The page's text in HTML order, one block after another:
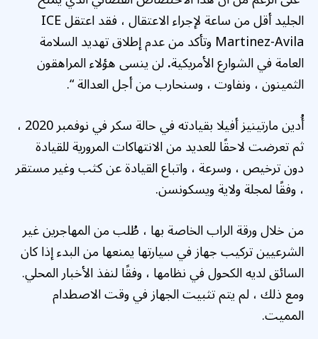
الجليد أقل من ساعة لإجراء الاعتقال ، فقد اعتقل ICE
Martinez-Avila وتأكد من عدم إطلاق تهديد السلامة
العامة في الشوارع الأمريكية.لن ينسى هؤلاء المراهقون
الثمينون ، ونفاوت ، وسنحارب من أجل العدالة “.
أُدين مارتينيز أفيلا بقيادته في حالة سكر في نوفمبر 2020 ،
ثم تعرضت لاحقًا للعديد من الانتهاكات المرورية للقيادة
دون ترخيص ، وسرعة ، واتباع القيادة عن كثب وغير مستقر
، وفقًا لمجلة ولاية ويسكونسن.
من خلال ورقة الراب الخاصة بها ، طُلب من المهاجرين غير
الشرعيين تركيب جهاز في سيارتها يمنعها من البدء إذا كان
السائق لديه الكحول في نظامها ، وفقًا لنفذ الأخبار المحلي.
ومع ذلك ، لم يتم تثبيت الجهاز في وقت الاصطدام
المميت.